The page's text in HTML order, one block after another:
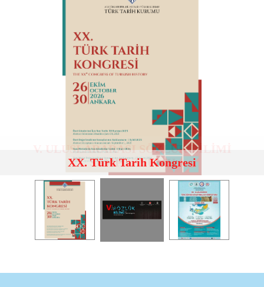
XX. Türk Tarih Kongresi
V. ULUSLARARASI SÖZLÜK BİLİMİ
SEMPOZYUMU